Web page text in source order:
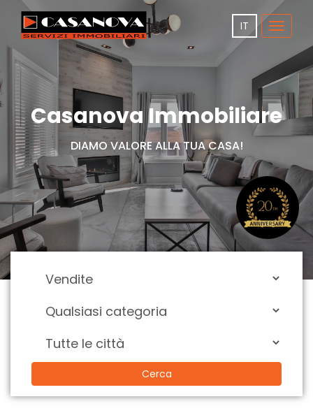
Toggle
IT
Casanova Immobiliare
DIAMO VALORE ALLA TUA CASA!
Cerca